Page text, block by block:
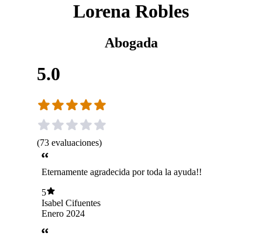
Lorena Robles
Abogada
5.0
(73 evaluaciones)
Eternamente agradecida por toda la ayuda!!
5
Isabel Cifuentes
Enero 2024